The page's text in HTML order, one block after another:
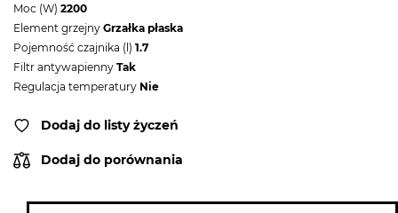
Moc (W) 2200
Element grzejny Grzałka płaska
Pojemność czajnika (l) 1.7
Filtr antywapienny Tak
Regulacja temperatury Nie
Dodaj do listy życzeń
Dodaj do porównania